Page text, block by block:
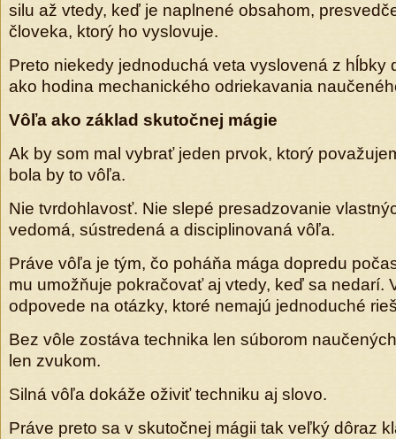
silu až vtedy, keď je naplnené obsahom,
človeka, ktorý ho vyslovuje.
Preto niekedy jednoduchá veta vyslovená z hĺbky
ako hodina mechanického odriekavania
Vôľa ako základ skutočnej mágie
Ak by som mal vybrať jeden prvok, ktorý
bola by to vôľa.
Nie tvrdohlavosť. Nie slepé presadzovanie
vedomá, sústredená a disciplinovaná vôľa.
Práve vôľa je tým, čo poháňa mága dopredu
mu umožňuje pokračovať aj vtedy, keď sa nedarí.
odpovede na otázky, ktoré nemajú jednoduché
Bez vôle zostáva technika len súborom
len zvukom.
Silná vôľa dokáže oživiť techniku aj slovo.
Práve preto sa v skutočnej mágii tak veľký dôraz